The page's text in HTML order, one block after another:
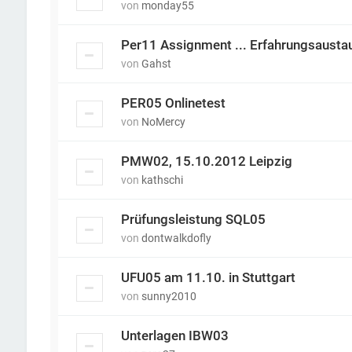
von monday55
Per11 Assignment ...
von Gahst
PER05 Onlinetest
von NoMercy
PMW02, 15.10.2012 Leipzig
von kathschi
Prüfungsleistung SQL05
von dontwalkdofly
UFU05 am 11.10. in Stuttgart
von sunny2010
Unterlagen IBW03